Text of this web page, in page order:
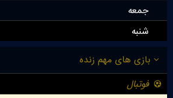
جمعه
شنبه